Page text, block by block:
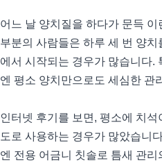
어느 날 양치질을 하다가 문득 이
부분의 사람들은 하루 세 번 양
에서 시작되는 경우가 많습니다.
엔 평소 양치만으로도 세심한 관
인터넷 후기를 보면, 평소에 치
도로 사용하는 경우가 많았습니
엔 전용 어금니 칫솔로 틈새 관리